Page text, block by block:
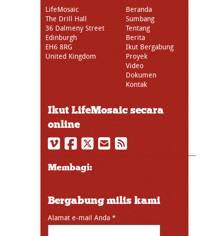
LifeMosaic
The Drill Hall
36 Dalmeny Street
Edinburgh
EH6 8RG
United Kingdom
Beranda
Sumbang
Tentang
Berita
Ikut Bergabung
Proyek
Video
Dokumen
Kontak
Ikut LifeMosaic secara
online
Membagi:
Bergabung milis kami
Alamat e-mail Anda *